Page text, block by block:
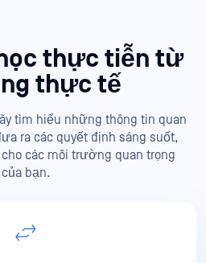
thực tiễn từ
thực tế
tìm hiểu những thông tin quan
ra các quyết định sáng suốt,
các môi trường quan trọng
của bạn.